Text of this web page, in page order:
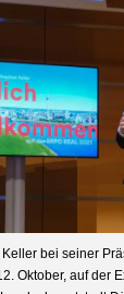
bei sei­ner
Okto­ber, auf der